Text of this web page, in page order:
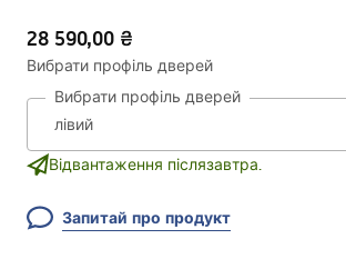
28 590,00 ₴
Вибрати профіль дверей
Вибрати профіль дверей
Відвантаження післязавтра.
Запитай про продукт